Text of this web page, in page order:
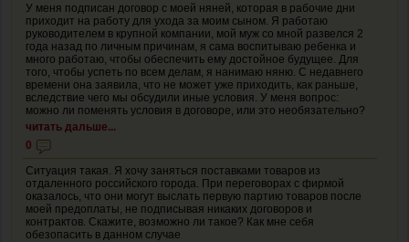
У меня подписан договор с моей няней, которая в рабочие дни
приходит на работу для ухода за моим сыном. Я работаю
руководителем в крупной компании, мой муж со мной развелся 2
года назад по личным причинам, я сама воспитываю ребенка и
много работаю, чтобы обеспечить ему достойное будущее. Для
того, чтобы успеть по всем делам, я нанимаю няню. С недавнего
времени она заявила, что не может уже приходить, как раньше,
вследствие чего мы обсудили иные условия. У меня вопрос:
можно ли поменять условия в договоре, или это необязательно?
читать дальше...
0
Ситуация такая. Я хочу заняться поставками товаров из
отдаленного российского города. При переговорах с фирмой
оказалось, что они могут выслать первую партию товаров после
моей предоплаты, не подписывая никаких договоров и
контрактов. Скажите, возможно ли такое? Как мне себя
обезопасить в данном случае